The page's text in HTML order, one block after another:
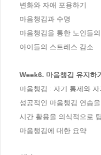
변화와 자애 포용하기
마음챙김과 수명
마음챙김을 통한 노인들
아이들의 스트레스 감소
Week6. 마음챙김 유지하
마음챙김 : 자기 통제와
성공적인 마음챙김 연습
시간 활용을 의식적으로
마음챙김에 대한 요약